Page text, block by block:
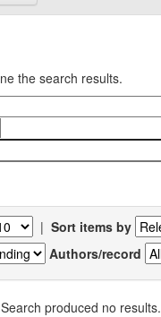
the search results.
| Sort items by
Authors/record
Search produced no results.